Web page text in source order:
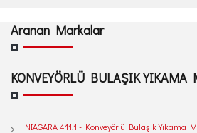
Aranan Markalar
KONVEYÖRLÜ BULAŞIK YIKAMA
NIAGARA 411.1 - Konveyörlü Bulaşık Yıkama